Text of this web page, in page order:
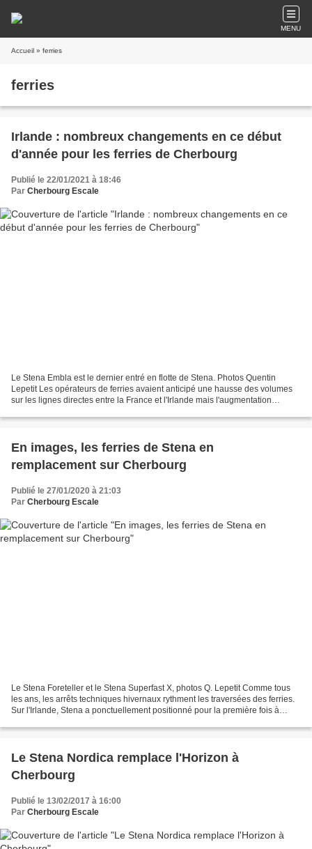
MENU
Accueil » ferries
ferries
Irlande : nombreux changements en ce début
d'année pour les ferries de Cherbourg
Publié le 22/01/2021 à 18:46
Par Cherbourg Escale
Le Stena Embla est le dernier entré en flotte de Stena. Photos Quentin
Lepetit Les opérateurs de ferries avaient anticipé une hausse des volumes
sur les lignes directes entre la France et l'Irlande mais l'augmentation
En images, les ferries de Stena en
remplacement sur Cherbourg
Publié le 27/01/2020 à 21:03
Par Cherbourg Escale
Le Stena Foreteller et le Stena Superfast X, photos Q. Lepetit Comme tous
les ans, les arrêts techniques hivernaux rythment les traversées des ferries.
Sur l'Irlande, Stena a ponctuellement positionné pour la première fois à
Le Stena Nordica remplace l'Horizon à
Cherbourg
Publié le 13/02/2017 à 16:00
Par Cherbourg Escale